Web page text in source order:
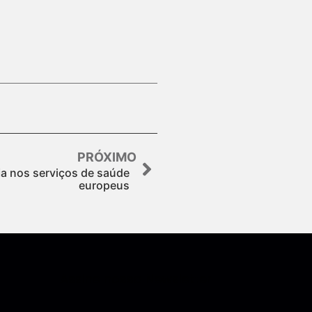
PRÓXIMO
nos serviços de saúde
europeus